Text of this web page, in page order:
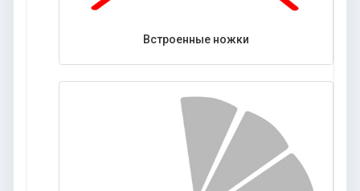
Встроенные ножки